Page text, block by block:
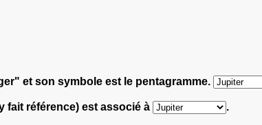
et son symbole est le pentagramme.
fait référence) est associé à .